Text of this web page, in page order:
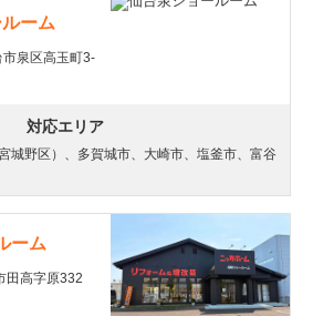
ーム
泉区高玉町3-
対応エリア
城野区）、多賀城市、大崎市、塩釜市、富谷
ーム
田高字原332